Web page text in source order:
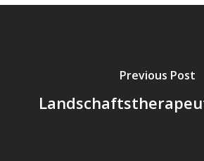
Previous Post